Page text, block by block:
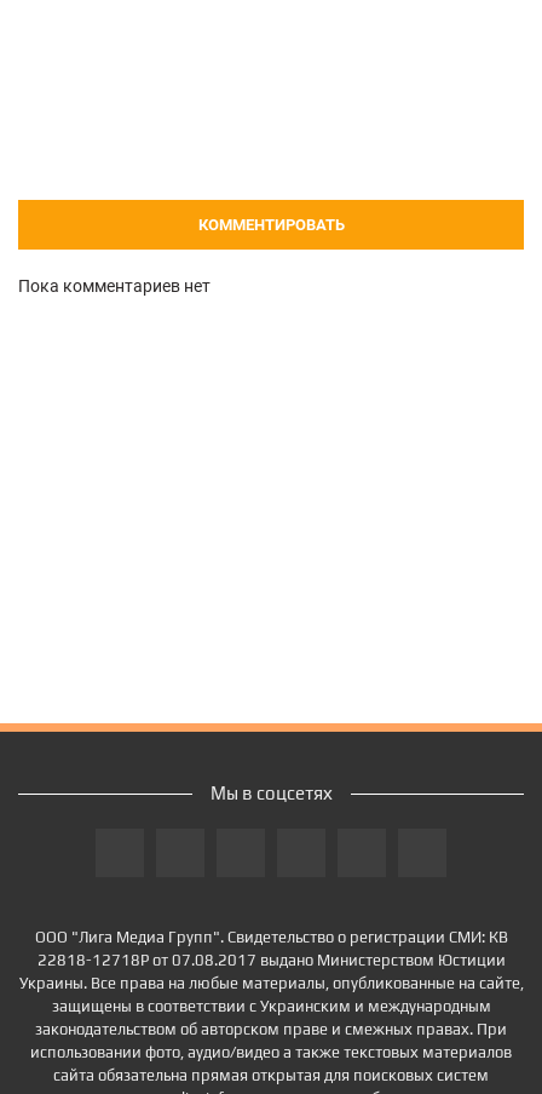
КОММЕНТИРОВАТЬ
Пока комментариев нет
ООО "Лига Медиа Групп". Свидетельство о регистрации СМИ: КВ
22818-12718Р от 07.08.2017 выдано Министерством Юстиции
Украины. Все права на любые материалы, опубликованные на сайте,
защищены в соответствии с Украинским и международным
законодательством об авторском праве и смежных правах. При
использовании фото, аудио/видео а также текстовых материалов
сайта обязательна прямая открытая для поисковых систем
Мы в соцсетях